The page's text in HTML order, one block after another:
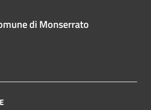
di Monserrato